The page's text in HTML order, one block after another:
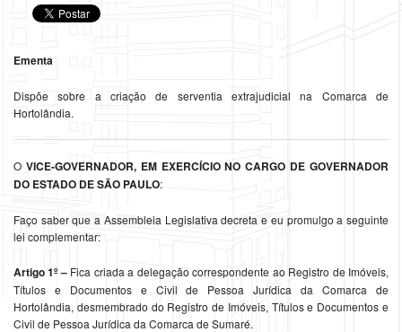
Ementa
Dispõe sobre a criação de serventia extrajudicial na Comarca de
Hortolândia.
O VICE-GOVERNADOR, EM EXERCÍCIO NO CARGO DE GOVERNADOR
DO ESTADO DE SÃO PAULO:
Faço saber que a Assembleia Legislativa decreta e eu promulgo a seguinte
lei complementar:
Artigo 1º –Fica criada a delegação correspondente ao Registro de Imóveis,
Títulos e Documentos e Civil de Pessoa Jurídica da Comarca de
Hortolândia, desmembrado do Registro de Imóveis, Títulos e Documentos e
Civil de Pessoa Jurídica da Comarca de Sumaré.